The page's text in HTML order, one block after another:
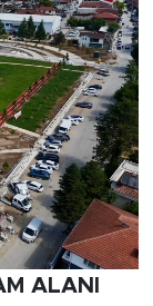
ALANI